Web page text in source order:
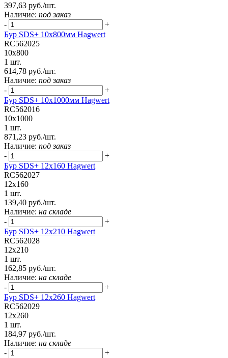
397,63 руб./шт.
Наличие: под заказ
-
+
Бур SDS+ 10х800мм Hagwert
RC562025
10x800
1 шт.
614,78 руб./шт.
Наличие: под заказ
-
+
Бур SDS+ 10х1000мм Hagwert
RC562016
10x1000
1 шт.
871,23 руб./шт.
Наличие: под заказ
-
+
Бур SDS+ 12х160 Hagwert
RC562027
12x160
1 шт.
139,40 руб./шт.
Наличие: на складе
-
+
Бур SDS+ 12х210 Hagwert
RC562028
12x210
1 шт.
162,85 руб./шт.
Наличие: на складе
-
+
Бур SDS+ 12х260 Hagwert
RC562029
12x260
1 шт.
184,97 руб./шт.
Наличие: на складе
-
+